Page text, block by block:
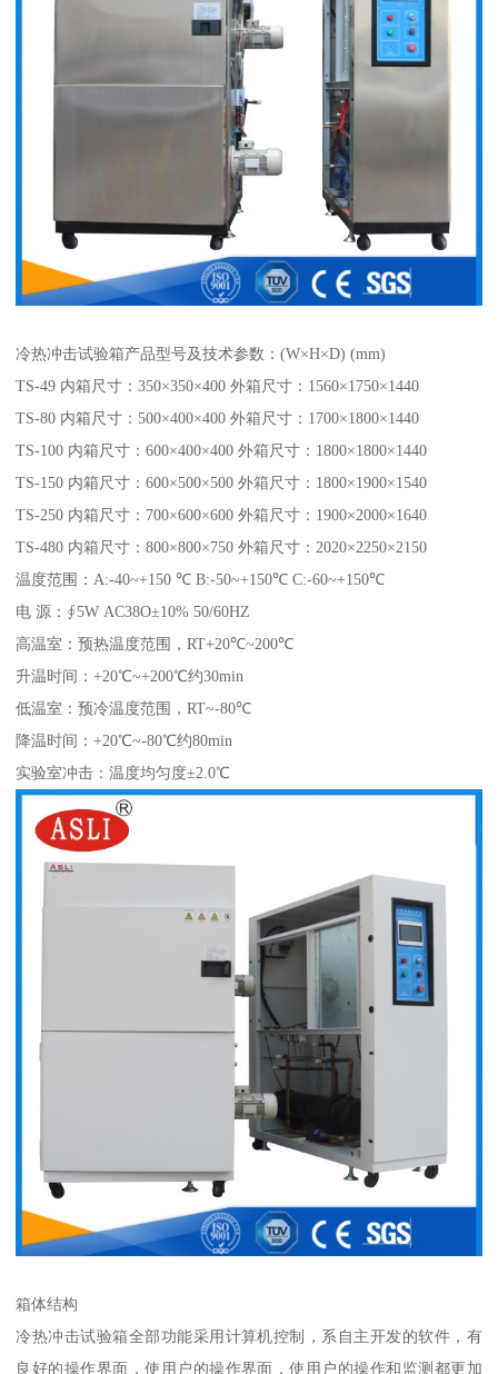
冷热冲击试验箱产品型号及技术参数：(W×H×D) (mm)
TS-49 内箱尺寸：350×350×400 外箱尺寸：1560×1750×1440
TS-80 内箱尺寸：500×400×400 外箱尺寸：1700×1800×1440
TS-100 内箱尺寸：600×400×400 外箱尺寸：1800×1800×1440
TS-150 内箱尺寸：600×500×500 外箱尺寸：1800×1900×1540
TS-250 内箱尺寸：700×600×600 外箱尺寸：1900×2000×1640
TS-480 内箱尺寸：800×800×750 外箱尺寸：2020×2250×2150
温度范围：A:-40~+150 ℃ B:-50~+150℃ C:-60~+150℃
电 源：∮5W AC38O±10% 50/60HZ
高温室：预热温度范围，RT+20℃~200℃
升温时间：+20℃~+200℃约30min
低温室：预冷温度范围，RT~-80℃
降温时间：+20℃~-80℃约80min
实验室冲击：温度均匀度±2.0℃
箱体结构
冷热冲击试验箱全部功能采用计算机控制，系自主开发的软件，有
良好的操作界面，使用户的操作界面，使用户的操作和监测都更加